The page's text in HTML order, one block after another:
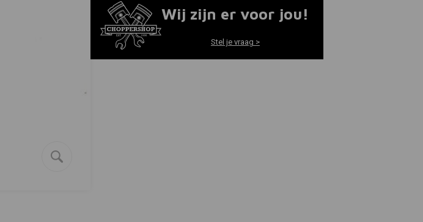
Wij zijn er voor jou!
Stel je vraag >